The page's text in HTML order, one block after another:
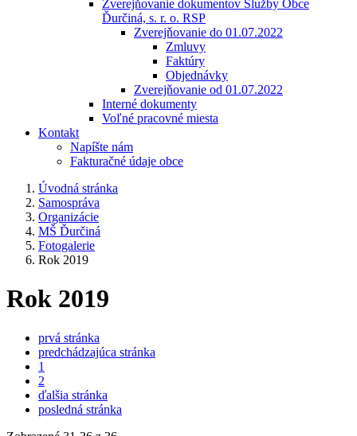
Zverejňovanie dokumentov Služby Obce
Ďurčiná, s. r. o. RSP
Zverejňovanie do 01.07.2022
Zmluvy
Faktúry
Objednávky
Zverejňovanie od 01.07.2022
Interné dokumenty
Voľné pracovné miesta
Kontakt
Napíšte nám
Fakturačné údaje obce
Úvodná stránka
Samospráva
Organizácie
MŠ Ďurčiná
Fotogalerie
Rok 2019
Rok 2019
prvá stránka
predchádzajúca stránka
1
2
ďalšia stránka
posledná stránka